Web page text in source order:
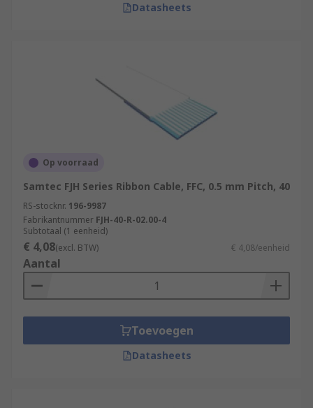
Datasheets
Op voorraad
Samtec FJH Series Ribbon Cable, FFC, 0.5 mm Pitch, 40
RS-stocknr. 196-9987
Fabrikantnummer FJH-40-R-02.00-4
Subtotaal (1 eenheid)
€ 4,08(excl. BTW) € 4,08/eenheid
Aantal
Toevoegen
Datasheets